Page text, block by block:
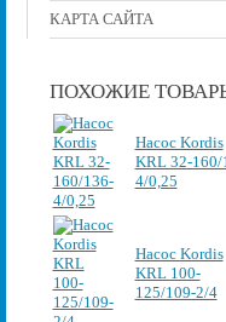
КАРТА САЙТА
ПОХОЖИЕ
Насос Kordis
KRL 32-160/
4/0,25
Насос Kordis
KRL 100-
125/109-2/4